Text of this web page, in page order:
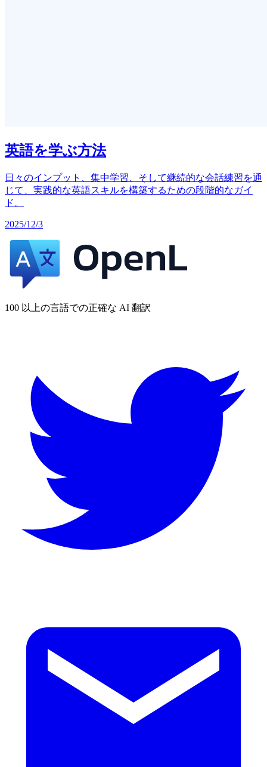
英語を学ぶ方法
日々のインプット、集中学習、そして継続的な会話練習を通
じて、実践的な英語スキルを構築するための段階的なガイ
ド。
2025/12/3
100 以上の言語での正確な AI 翻訳